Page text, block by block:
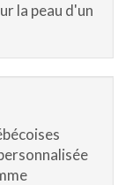
la peau d'un